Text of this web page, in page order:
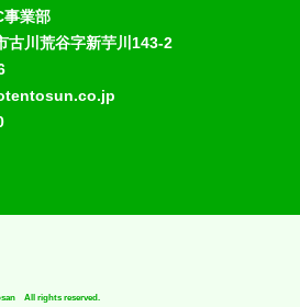
事業部
古川荒谷字新芋川143-2
All rights reserved.